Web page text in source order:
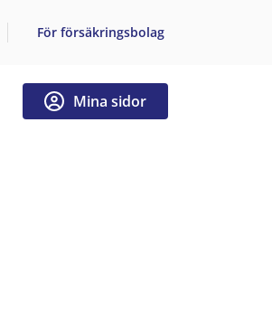
För försäkringsbolag
Mina sidor